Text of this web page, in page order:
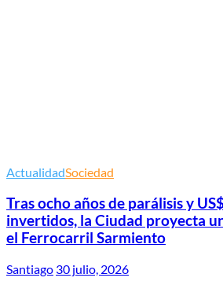
ActualidadSociedad
Tras ocho años de parálisis y
invertidos, la Ciudad proyecta
el Ferrocarril Sarmiento
Santiago 30 julio, 2026